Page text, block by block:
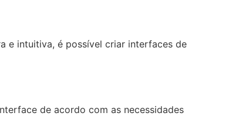
e intuitiva, é possível criar interfaces de
de acordo com as necessidades